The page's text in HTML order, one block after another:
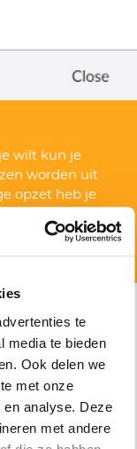
te
media te bieden
Ook delen we
met onze
analyse. Deze
met andere
wilt kun je
worden uit
opzet heb je
Zie
heeft de
het indelen van
de indeling
kan
maakt.
een content